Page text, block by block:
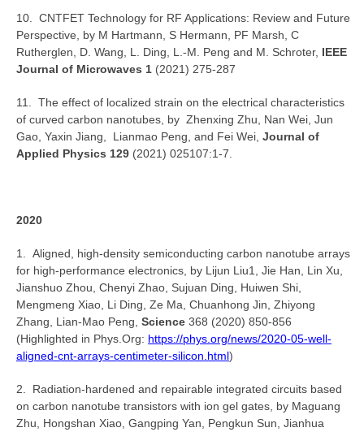
10. CNTFET Technology for RF Applications: Review and Future
Perspective, by M Hartmann, S Hermann, PF Marsh, C
Rutherglen, D. Wang, L. Ding, L.-M. Peng and M. Schroter, IEEE
Journal of Microwaves 1 (2021) 275-287
11. The effect of localized strain on the electrical characteristics
of curved carbon nanotubes, by Zhenxing Zhu, Nan Wei, Jun
Gao, Yaxin Jiang, Lianmao Peng, and Fei Wei, Journal of
Applied Physics 129 (2021) 025107:1-7.
2020
1. Aligned, high-density semiconducting carbon nanotube arrays
for high-performance electronics, by Lijun Liu1, Jie Han, Lin Xu,
Jianshuo Zhou, Chenyi Zhao, Sujuan Ding, Huiwen Shi,
Mengmeng Xiao, Li Ding, Ze Ma, Chuanhong Jin, Zhiyong
Zhang, Lian-Mao Peng, Science 368 (2020) 850-856
(Highlighted in Phys.Org: https://phys.org/news/2020-05-well-
aligned-cnt-arrays-centimeter-silicon.html)
2. Radiation-hardened and repairable integrated circuits based
on carbon nanotube transistors with ion gel gates, by Maguang
Zhu, Hongshan Xiao, Gangping Yan, Pengkun Sun, Jianhua